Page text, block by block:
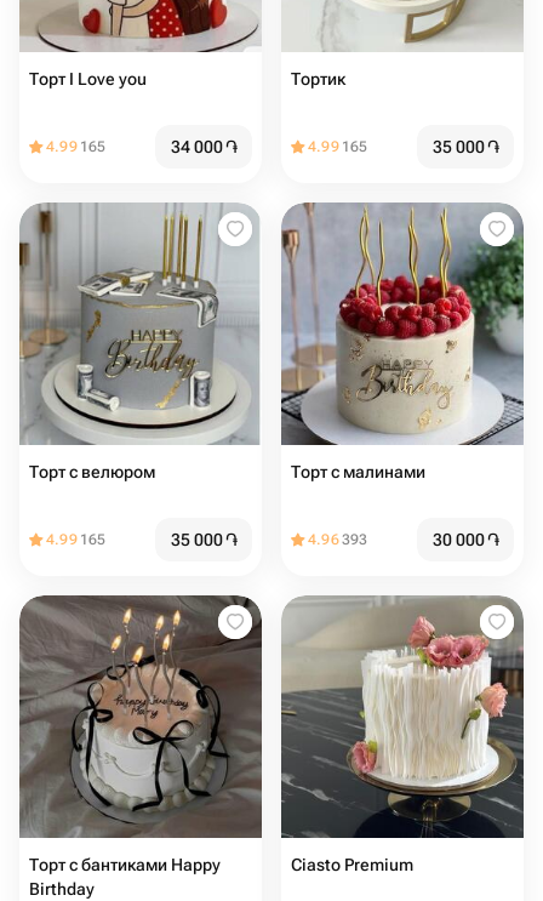
Торт I Love you ️
4.99 165 34 000֏
Тортик
4.99 165 35 000֏
Торт с велюром
4.99 165 35 000֏
Торт с малинами
4.96393 30 000֏
Торт с бантиками Happy
Birthday
Ciasto Premium